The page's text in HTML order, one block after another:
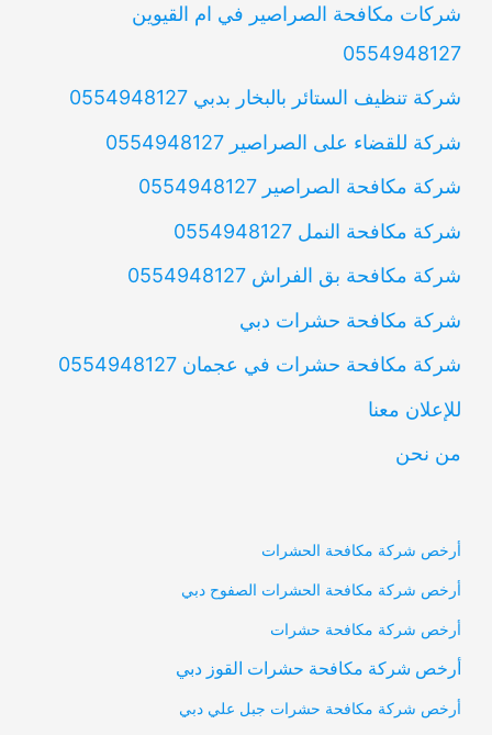
شركات مكافحة الصراصير في ام القيوين
0554948127
شركة تنظيف الستائر بالبخار بدبي 0554948127
شركة للقضاء على الصراصير 0554948127
شركة مكافحة الصراصير 0554948127
شركة مكافحة النمل 0554948127
شركة مكافحة بق الفراش 0554948127
شركة مكافحة حشرات دبي
شركة مكافحة حشرات في عجمان 0554948127
للإعلان معنا
من نحن
أرخص شركة مكافحة الحشرات
أرخص شركة مكافحة الحشرات الصفوح دبي
أرخص شركة مكافحة حشرات
أرخص شركة مكافحة حشرات القوز دبي
أرخص شركة مكافحة حشرات جبل علي دبي